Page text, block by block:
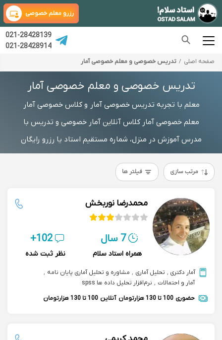
رزرو معلم خصوصی
021-28428139
021-28428914
صفحه اصلی تدریس خصوصی و معلم خصوصی آمار
تدریس خصوصی و معلم خصوصی آمار
معلم با تجربه تدریس خصوصی آمار و کلاس خصوصی آمار
معلم خصوصی آمار کلاس آنلاین آمار خصوصی و تدریس با
مدرس آموزش در منزل، شماره مستقیم استاد یا رزرو رایگان
مرتب سازی فیلتر ها
محمدرضا نوربخش
7 سال
همراه استاد سلام
102+
نظر ثبت شده
آمار دکتری , تحلیل آماری , مشاوره و تحلیل آماری پایان نامه ,
آمار و احتمالات , نرم‌افزار تحلیل داده ها spss
حضوری 100 تا 130 هزارتومان آنلاین 100 تا 130 هزارتومان